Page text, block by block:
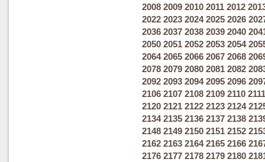
2008 2009 2010 2011 2012
2022 2023 2024 2025 2026
2036 2037 2038 2039 2040
2050 2051 2052 2053 2054
2064 2065 2066 2067 2068
2078 2079 2080 2081 2082
2092 2093 2094 2095 2096
2106 2107 2108 2109 2110 2111
2120 2121 2122 2123 2124
2134 2135 2136 2137 2138
2148 2149 2150 2151 2152
2162 2163 2164 2165 2166
2176 2177 2178 2179 2180